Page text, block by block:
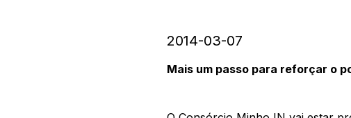
2014-03-07
Mais um passo para reforçar o